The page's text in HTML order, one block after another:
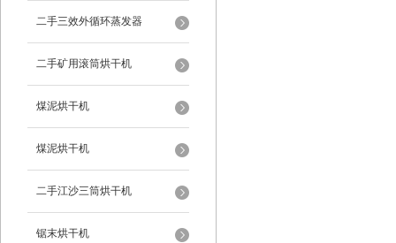
二手三效外循环蒸发器
二手矿用滚筒烘干机
煤泥烘干机
煤泥烘干机
二手江沙三筒烘干机
锯末烘干机